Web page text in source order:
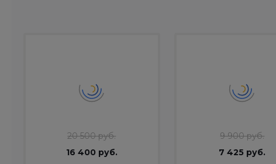
20 500 руб.
16 400 руб.
9 900 руб.
7 425 руб.